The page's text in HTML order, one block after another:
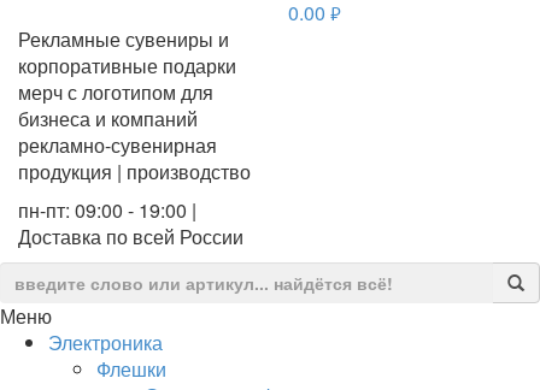
Рекламные сувениры и
корпоративные подарки
мерч с логотипом для
бизнеса и компаний
рекламно-сувенирная
продукция | производство
пн-пт: 09:00 - 19:00 |
Доставка по всей России
0.00 руб.
Меню
Электроника
Флешки